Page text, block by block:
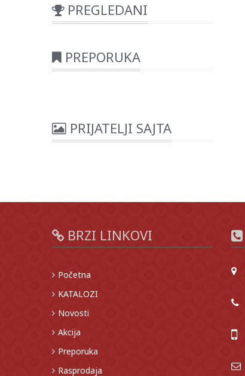
PREGLEDANI
PREPORUKA
PRIJATELJI SAJTA
BRZI LINKOVI
Početna
KATALOZI
Novosti
Akcija
Preporuka
Rasprodaja